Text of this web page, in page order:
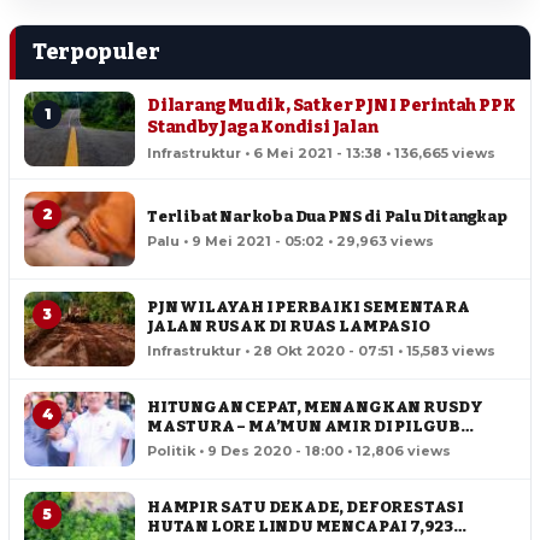
Terpopuler
1
Dilarang Mudik, Satker PJN I Perintah PPK
Standby Jaga Kondisi Jalan
Infrastruktur • 6 Mei 2021 - 13:38 • 136,665 views
2 Terlibat Narkoba Dua PNS di Palu Ditangkap
Palu • 9 Mei 2021 - 05:02 • 29,963 views
3
PJN WILAYAH I PERBAIKI SEMENTARA
JALAN RUSAK DI RUAS LAMPASIO
Infrastruktur • 28 Okt 2020 - 07:51 • 15,583 views
4
HITUNGAN CEPAT, MENANGKAN RUSDY
MASTURA – MA’MUN AMIR DI PILGUB
SULTENG
Politik • 9 Des 2020 - 18:00 • 12,806 views
5
HAMPIR SATU DEKADE, DEFORESTASI
HUTAN LORE LINDU MENCAPAI 7,923